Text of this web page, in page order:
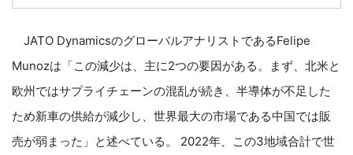
JATO DynamicsのグローバルアナリストであるFelipe
Munozは「この減少は、主に2つの要因がある。まず、北米と
欧州ではサプライチェーンの混乱が続き、半導体が不足した
ため新車の供給が減少し、世界最大の市場である中国では販
売が弱まった」と述べている。 2022年、この3地域合計で世